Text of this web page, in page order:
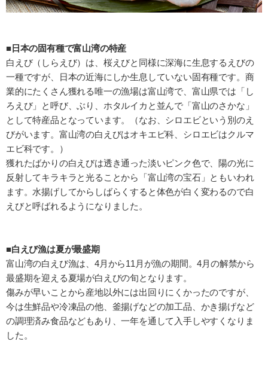
■日本の固有種で富山湾の特産
白えび（しらえび）は、桜えびと同様に深海に生息するえびの
一種ですが、日本の近海にしか生息していない固有種です。商
業的にたくさん獲れる唯一の漁場は富山湾で、富山県では「し
ろえび」と呼び、ぶり、ホタルイカと並んで「富山のさかな」
として特産品となっています。（なお、シロエビという別のえ
びがいます。富山湾の白えびはオキエビ科、シロエビはクルマ
エビ科です。）
獲れたばかりの白えびは透き通った淡いピンク色で、陽の光に
反射してキラキラと光ることから「富山湾の宝石」ともいわれ
ます。水揚げしてからしばらくすると体色が白く変わるので白
えびと呼ばれるようになりました。
■白えび漁は夏が最盛期
富山湾の白えび漁は、4月から11月が漁の期間。4月の解禁から
最盛期を迎える夏場が白えびの旬となります。
傷みが早いことから産地以外には出回りにくかったのですが、
今は生鮮品や冷凍品の他、釜揚げなどの加工品、かき揚げなど
の調理済み食品などもあり、一年を通して入手しやすくなりま
した。